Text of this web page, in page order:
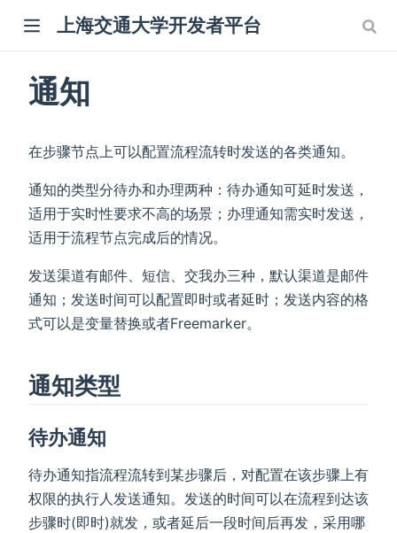
上海交通大学开发者平台
通知
在步骤节点上可以配置流程流转时发送的各类通知。
通知的类型分待办和办理两种：待办通知可延时发送，
适用于实时性要求不高的场景；办理通知需实时发送，
适用于流程节点完成后的情况。
发送渠道有邮件、短信、交我办三种，默认渠道是邮件
通知；发送时间可以配置即时或者延时；发送内容的格
式可以是变量替换或者Freemarker。
通知类型
待办通知
待办通知指流程流转到某步骤后，对配置在该步骤上有
权限的执行人发送通知。发送的时间可以在流程到达该
步骤时(即时)就发，或者延后一段时间后再发，采用哪